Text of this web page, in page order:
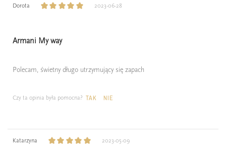
Dorota 2023-06-28
Armani My way
Polecam, świetny długo utrzymujący się zapach
Czy ta opinia była pomocna? TAK NIE
Katarzyna 2023-05-09